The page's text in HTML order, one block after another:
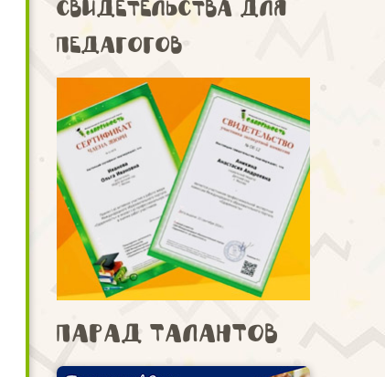
Свидетельства для
педагогов
Парад талантов